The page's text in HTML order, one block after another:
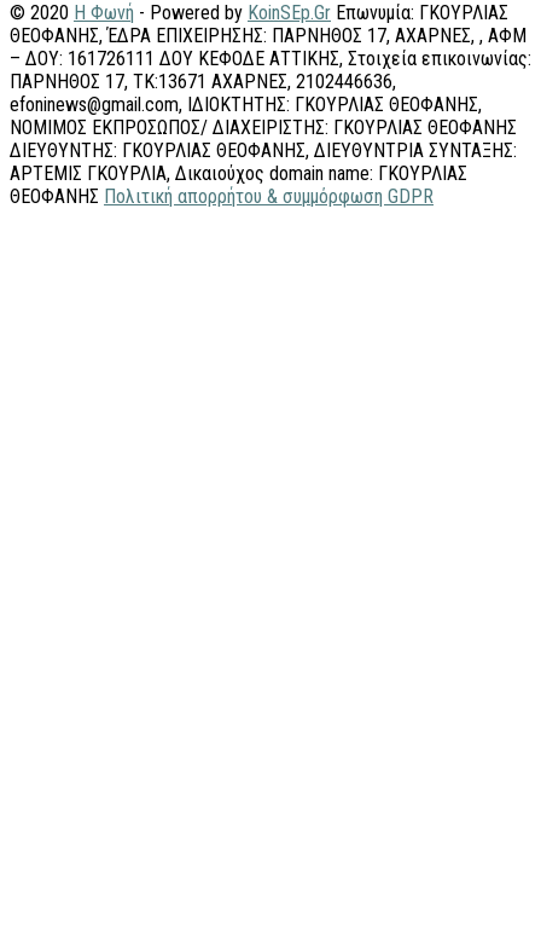
© 2020 Η Φωνή - Powered by KoinSEp.Gr Επωνυμία: ΓΚΟΥΡΛΙΑΣ
ΘΕΟΦΑΝΗΣ, ΈΔΡΑ ΕΠΙΧΕΙΡΗΣΗΣ: ΠΑΡΝΗΘΟΣ 17, ΑΧΑΡΝΕΣ, , ΑΦΜ
– ΔΟΥ: 161726111 ΔΟΥ ΚΕΦΟΔΕ ΑΤΤΙΚΗΣ, Στοιχεία επικοινωνίας:
ΠΑΡΝΗΘΟΣ 17, ΤΚ:13671 ΑΧΑΡΝΕΣ, 2102446636,
efoninews@gmail.com, ΙΔΙΟΚΤΗΤΗΣ: ΓΚΟΥΡΛΙΑΣ ΘΕΟΦΑΝΗΣ,
ΝΟΜΙΜΟΣ ΕΚΠΡΟΣΩΠΟΣ/ ΔΙΑΧΕΙΡΙΣΤΗΣ: ΓΚΟΥΡΛΙΑΣ ΘΕΟΦΑΝΗΣ
ΔΙΕΥΘΥΝΤΗΣ: ΓΚΟΥΡΛΙΑΣ ΘΕΟΦΑΝΗΣ, ΔΙΕΥΘΥΝΤΡΙΑ ΣΥΝΤΑΞΗΣ:
ΑΡΤΕΜΙΣ ΓΚΟΥΡΛΙΑ, Δικαιούχος domain name: ΓΚΟΥΡΛΙΑΣ
ΘΕΟΦΑΝΗΣ Πολιτική απορρήτου & συμμόρφωση GDPR